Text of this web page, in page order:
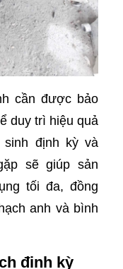
cần được bảo
duy trì hiệu quả
sinh định kỳ và
sẽ giúp sản
tối đa, đồng
anh và bình
định kỳ